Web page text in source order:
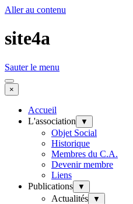
Aller au contenu
site4a
Sauter le menu
×
Accueil
L'association
▼
Objet Social
Historique
Membres du C.A.
Devenir membre
Liens
Publications
▼
Actualités ▼